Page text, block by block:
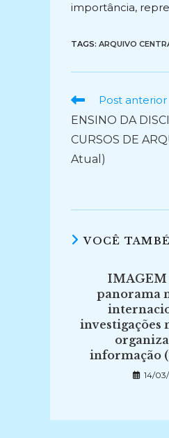
importância,
TAGS: ARQUIVO
Ler
artigos
Post anterior
ENSINO DA
CURSOS DE
Atual)
VOCÊ
IMAGEM
panorama
investigações
informação
14/